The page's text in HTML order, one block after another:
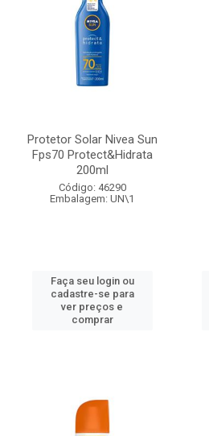
Protetor Solar Nivea Sun
Fps70 Protect&Hidrata
200ml
Código: 46290
Embalagem: UN\1
Faça seu login ou
cadastre-se para
ver preços e
comprar